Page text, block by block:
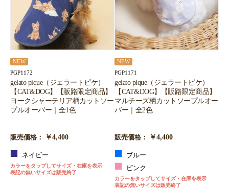
NEW
PGP1172
gelato pique（ジェラートピケ）
【CAT&DOG】【販路限定商品】
ヨークシャーテリア柄カットソー
プルオーバー｜全1色
販売価格： ￥4,400
ネイビー
カラーをタップしてサイズ・在庫を表示
表記の無いサイズは販売終了
NEW
PGP1171
gelato pique（ジェラートピケ）
【CAT&DOG】【販路限定商品】
マルチーズ柄カットソープルオー
バー｜全2色
販売価格： ￥4,400
ブルー
ピンク
カラーをタップしてサイズ・在庫を表示
表記の無いサイズは販売終了